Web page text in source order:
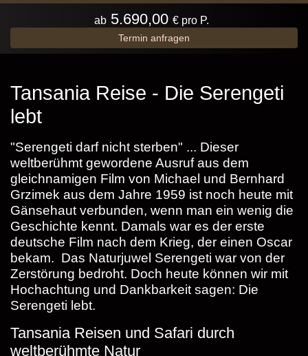
ab5.690,00 € pro P.
Termin anfragen
Tansania Reise - Die Serengeti
lebt
"Serengeti darf nicht sterben" ... Dieser
weltberühmt gewordene Ausruf aus dem
gleichnamigen Film von Michael und Bernhard
Grzimek aus dem Jahre 1959 ist noch heute mit
Gänsehaut verbunden, wenn man ein wenig die
Geschichte kennt. Damals war es der erste
deutsche Film nach dem Krieg, der einen Oscar
bekam. Das Naturjuwel Serengeti war von der
Zerstörung bedroht. Doch heute können wir mit
Hochachtung und Dankbarkeit sagen: Die
Serengeti lebt.
Tansania Reisen und Safari durch
weltberühmte Natur